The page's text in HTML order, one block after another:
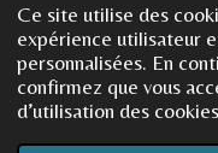
Ce site utilise des
expérience utilisateur
personnalisées. En
confirmez que vous
d’utilisation des
e
b
o
o
k
t
a
g
r
a
m
k
e
d
I
n
rebelo.eve@gmail.com
+33781766792